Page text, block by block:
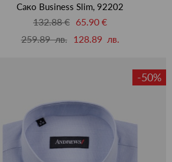
Сако Business Slim, 92202
132.88 € 65.90 €
259.89 лв.
128.89 лв.
-50%